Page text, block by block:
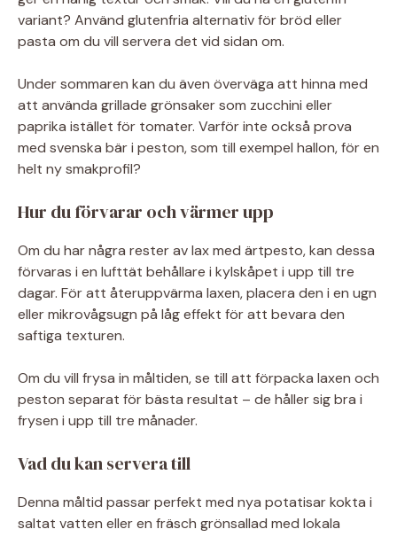
variant? Använd glutenfria alternativ för bröd eller
pasta om du vill servera det vid sidan om.
Under sommaren kan du även överväga att hinna med
att använda grillade grönsaker som zucchini eller
paprika istället för tomater. Varför inte också prova
med svenska bär i peston, som till exempel hallon, för en
helt ny smakprofil?
Hur du förvarar och värmer upp
Om du har några rester av lax med ärtpesto, kan dessa
förvaras i en lufttät behållare i kylskåpet i upp till tre
dagar. För att återuppvärma laxen, placera den i en ugn
eller mikrovågsugn på låg effekt för att bevara den
saftiga texturen.
Om du vill frysa in måltiden, se till att förpacka laxen och
peston separat för bästa resultat – de håller sig bra i
frysen i upp till tre månader.
Vad du kan servera till
Denna måltid passar perfekt med nya potatisar kokta i
saltat vatten eller en fräsch grönsallad med lokala